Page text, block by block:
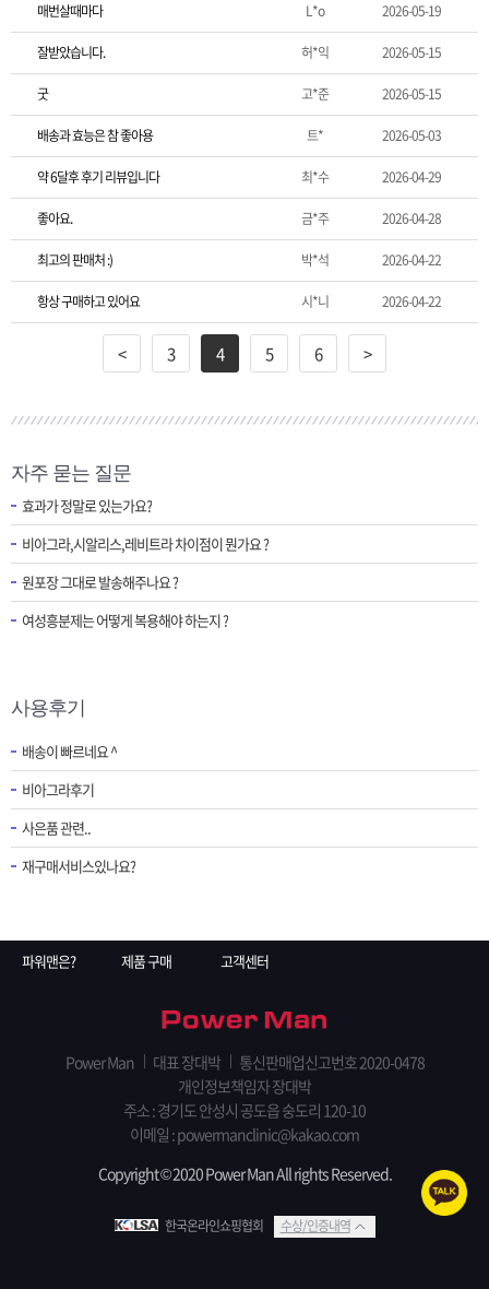
매번살때마다 L*o 2026-05-19
잘받았습니다. 허*익 2026-05-15
굿 고*준 2026-05-15
배송과 효능은 참 좋아용 트* 2026-05-03
약 6달후 후기 리뷰입니다 최*수 2026-04-29
좋아요. 금*주 2026-04-28
최고의 판매처 :) 박*석 2026-04-22
항상 구매하고 있어요 시*니 2026-04-22
< 3 4 5 6 >
자주 묻는 질문
효과가 정말로 있는가요?
비아그라,시알리스,레비트라 차이점이 뭔가요 ?
원포장 그대로 발송해주나요 ?
여성흥분제는 어떻게 복용해야 하는지 ?
사용후기
배송이 빠르네요 ^
비아그라후기
사은품 관련..
재구매서비스있나요?
파워맨은? 제품 구매 고객센터
Power Man 대표 장대박
통신판매업신고번호 2020-0478
개인정보책임자 장대박
주소 : 경기도 안성시 공도읍 숭도리 120-10
이메일 : powermanclinic@kakao.com
Copyright © 2020 Power Man All rights Reserved.
한국온라인쇼핑협회 수상/인증내역